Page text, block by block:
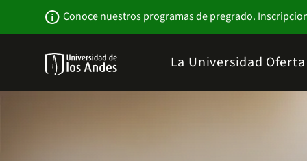
info Conoce nuestros programas de pregrado.
La Universidad